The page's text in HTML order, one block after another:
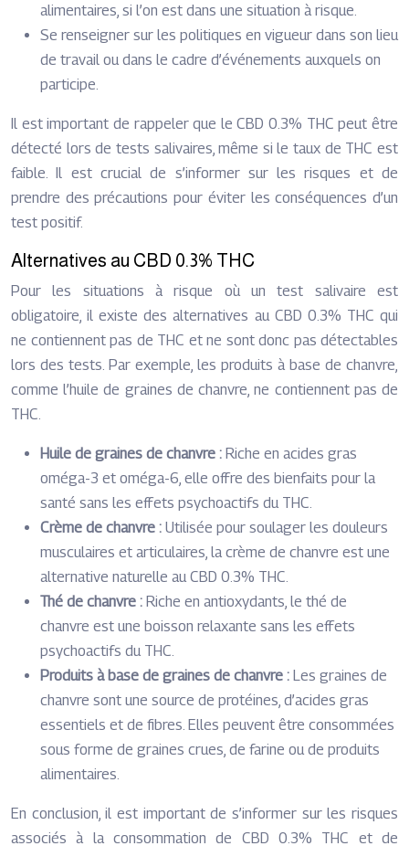
alimentaires, si l’on est dans une situation à risque.
Se renseigner sur les politiques en vigueur dans son lieu
de travail ou dans le cadre d’événements auxquels on
participe.
Il est important de rappeler que le CBD 0.3% THC peut être
détecté lors de tests salivaires, même si le taux de THC est
faible. Il est crucial de s’informer sur les risques et de
prendre des précautions pour éviter les conséquences d’un
test positif.
Alternatives au CBD 0.3% THC
Pour les situations à risque où un test salivaire est
obligatoire, il existe des alternatives au CBD 0.3% THC qui
ne contiennent pas de THC et ne sont donc pas détectables
lors des tests. Par exemple, les produits à base de chanvre,
comme l’huile de graines de chanvre, ne contiennent pas de
THC.
Huile de graines de chanvre : Riche en acides gras
oméga-3 et oméga-6, elle offre des bienfaits pour la
santé sans les effets psychoactifs du THC.
Crème de chanvre : Utilisée pour soulager les douleurs
musculaires et articulaires, la crème de chanvre est une
alternative naturelle au CBD 0.3% THC.
Thé de chanvre : Riche en antioxydants, le thé de
chanvre est une boisson relaxante sans les effets
psychoactifs du THC.
Produits à base de graines de chanvre : Les graines de
chanvre sont une source de protéines, d’acides gras
essentiels et de fibres. Elles peuvent être consommées
sous forme de graines crues, de farine ou de produits
alimentaires.
En conclusion, il est important de s’informer sur les risques
associés à la consommation de CBD 0.3% THC et de